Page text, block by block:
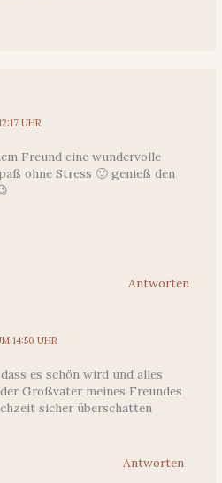
UHR
Freund eine wundervolle
ohne Stress 🙂 genieß den
Antworten
14:50 UHR
es schön wird und alles
Großvater meines Freundes
sicher überschatten
Antworten